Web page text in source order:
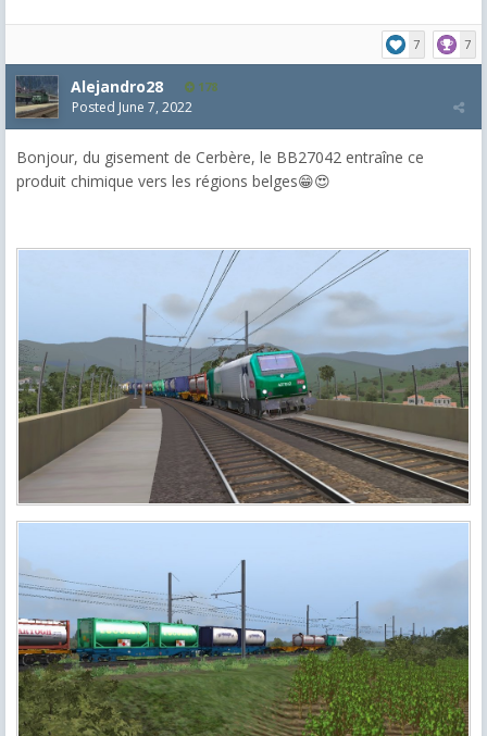
7 7
Alejandro28 178
Posted June 7, 2022
Bonjour, du gisement de Cerbère, le BB27042 entraîne ce
produit chimique vers les régions belges😁😍